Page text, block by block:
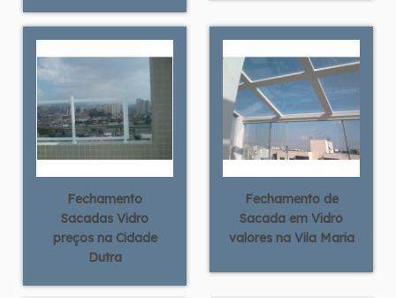
Fechamento
Sacadas Vidro
preços na Cidade
Dutra
Fechamento de
Sacada em Vidro
valores na Vila Maria